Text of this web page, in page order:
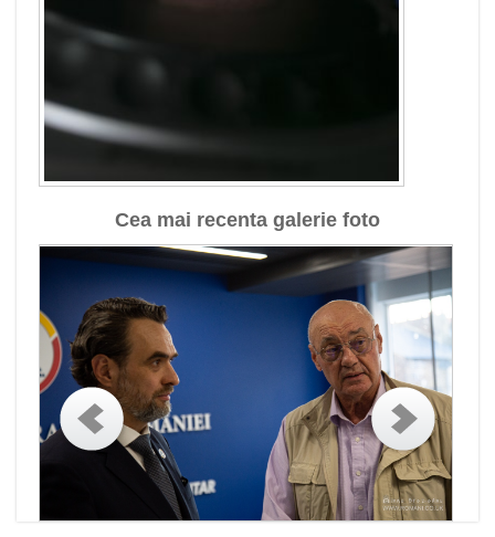
Cea mai recenta galerie foto